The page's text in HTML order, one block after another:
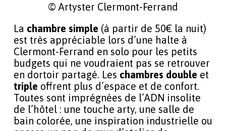
© Artyster Clermont-Ferrand
La chambre simple (à partir de 50€ la nuit)
est très appréciable lors d’une halte à
Clermont-Ferrand en solo pour les petits
budgets qui ne voudraient pas se retrouver
en dortoir partagé. Les chambres double et
triple offrent plus d’espace et de confort.
Toutes sont imprégnées de l’ADN insolite
de l’hôtel : une touche arty, une salle de
bain colorée, une inspiration industrielle ou